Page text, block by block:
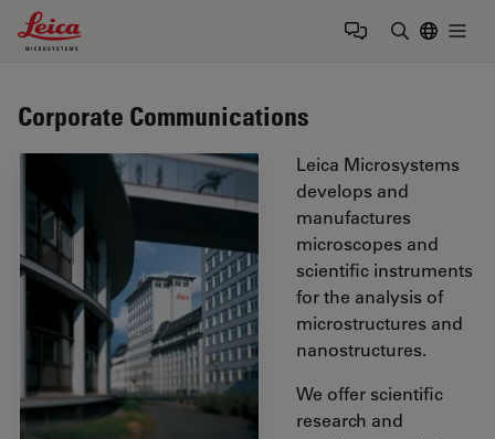
Leica Microsystems Logo
Corporate Communications
Leica Microsystems
develops and
manufactures
microscopes and
scientific instruments
for the analysis of
microstructures and
nanostructures.
We offer scientific
research and